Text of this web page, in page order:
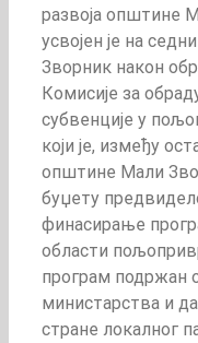
развоја општине
усвојен је на
Зворник након
Комисије за
субвенције у
који је, између
општине Мали
буџету
финасирање
области
програм подржан
министарства и
стране локалног